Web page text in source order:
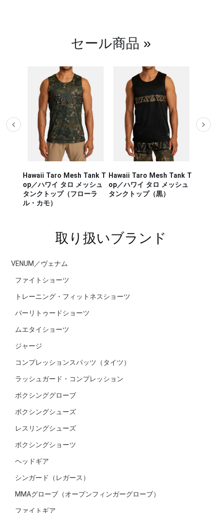
セール商品 »
Hawaii Taro Mesh Tank T
op／ハワイ タロ メッシュ
タンクトップ（フローラ
ル・カモ）
Hawaii Taro Mesh Tank T
op／ハワイ タロ メッシュ
タンクトップ（黒）
取り扱いブランド
VENUM／ヴェナム
ファイトショーツ
トレーニング・フィットネスショーツ
バーリトゥードショーツ
ムエタイショーツ
ジャージ
コンプレッションスパッツ（タイツ）
ラッシュガード・コンプレッション
ボクシンググローブ
ボクシングシューズ
レスリングシューズ
ボクシングショーツ
ヘッドギア
シンガード（レガース）
MMAグローブ（オープンフィンガーグローブ）
ファイトギア